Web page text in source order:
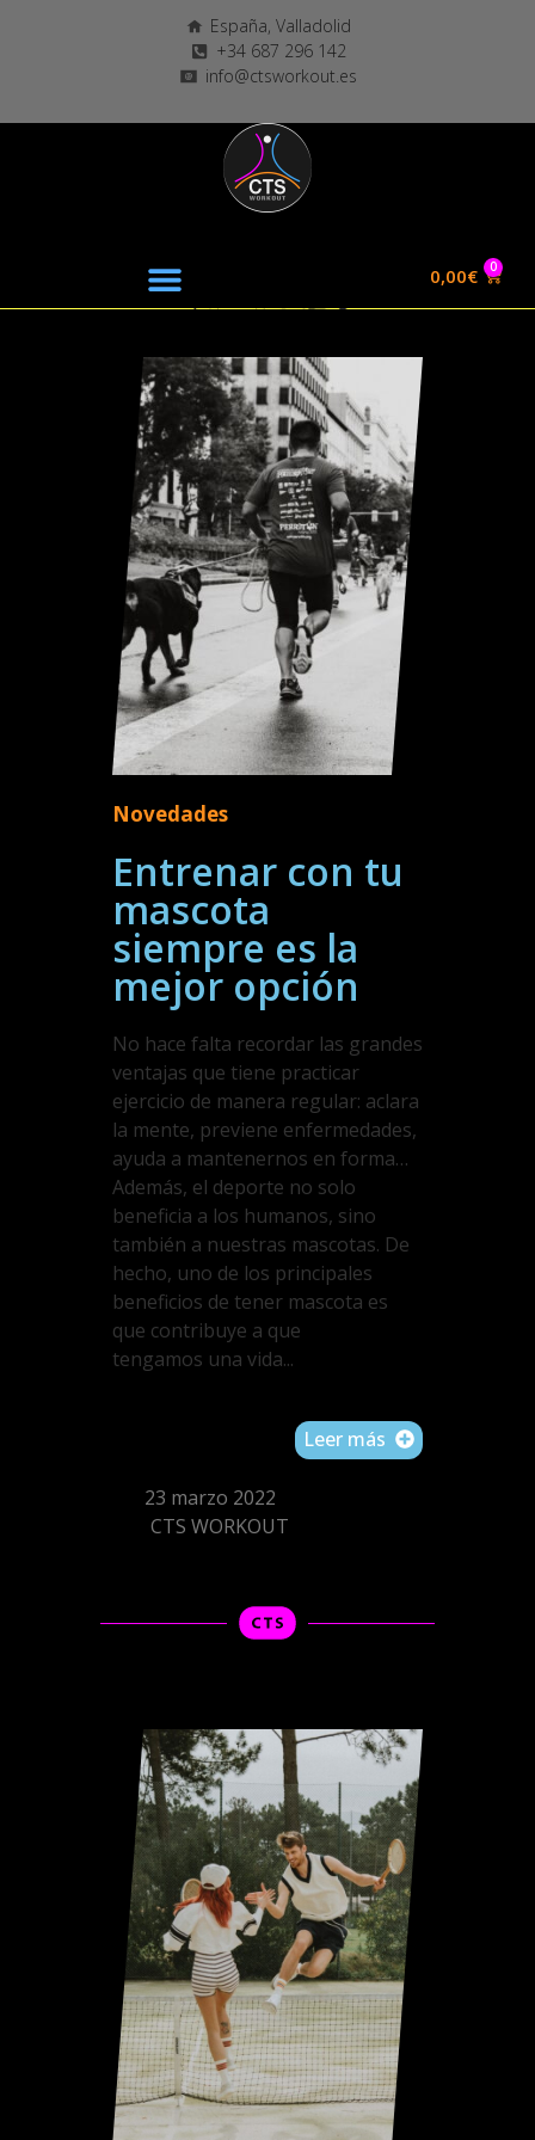
España, Valladolid
+34 687 296 142
info@ctsworkout.es
0,00€ 0
Novedades
Entrenar con tu
mascota
siempre es la
mejor opción
No hace falta recordar las grandes
ventajas que tiene practicar
ejercicio de manera regular: aclara
la mente, previene enfermedades,
ayuda a mantenernos en forma…
Además, el deporte no solo
beneficia a los humanos, sino
también a nuestras mascotas. De
hecho, uno de los principales
beneficios de tener mascota es
que contribuye a que
tengamos una vida...
Leer más
23 marzo 2022
CTS WORKOUT